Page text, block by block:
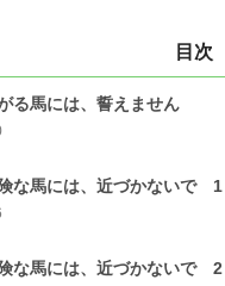
目次
る馬には、誓えません
な馬には、近づかないで 1
な馬には、近づかないで 2